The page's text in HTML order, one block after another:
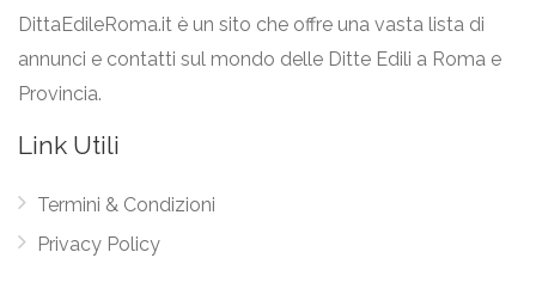
DittaEdileRoma.it è un sito che offre una vasta lista di
annunci e contatti sul mondo delle Ditte Edili a Roma e
Provincia.
Link Utili
Termini & Condizioni
Privacy Policy